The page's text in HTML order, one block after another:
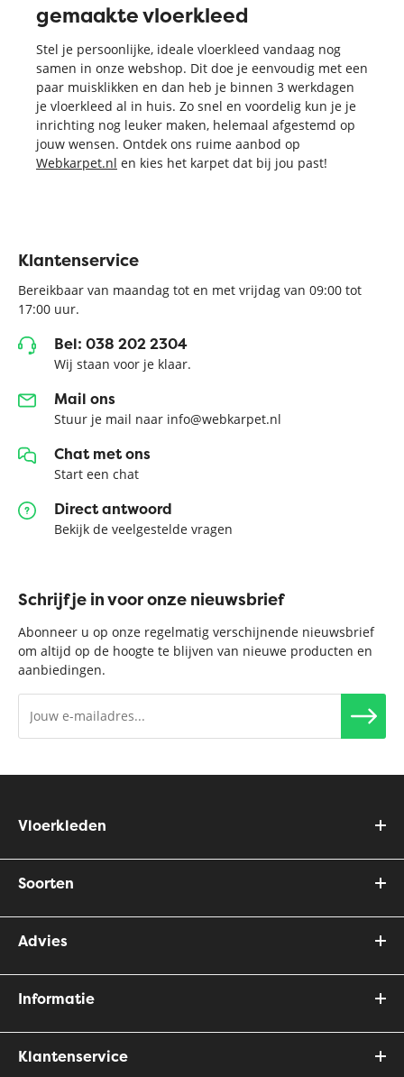
gemaakte vloerkleed
Stel je persoonlijke, ideale vloerkleed vandaag nog
samen in onze webshop. Dit doe je eenvoudig met een
paar muisklikken en dan heb je binnen 3 werkdagen
je vloerkleed al in huis. Zo snel en voordelig kun je je
inrichting nog leuker maken, helemaal afgestemd op
jouw wensen. Ontdek ons ruime aanbod op
Webkarpet.nl en kies het karpet dat bij jou past!
Klantenservice
Bereikbaar van maandag tot en met vrijdag van 09:00 tot
17:00 uur.
Bel: 038 202 2304
Wij staan voor je klaar.
Mail ons
Stuur je mail naar info@webkarpet.nl
Chat met ons
Start een chat
Direct antwoord
Bekijk de veelgestelde vragen
Schrijf je in voor onze nieuwsbrief
Abonneer u op onze regelmatig verschijnende nieuwsbrief
om altijd op de hoogte te blijven van nieuwe producten en
aanbiedingen.
Vloerkleden
Soorten
Advies
Informatie
Klantenservice